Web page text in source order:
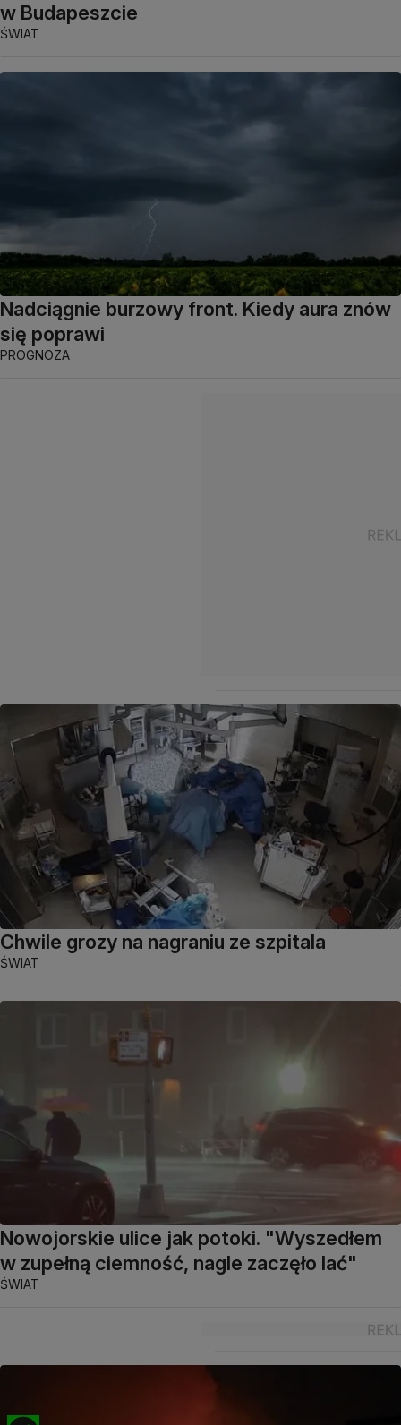
w Budapeszcie
ŚWIAT
Nadciągnie burzowy front. Kiedy aura znów
się poprawi
PROGNOZA
Chwile grozy na nagraniu ze szpitala
ŚWIAT
Nowojorskie ulice jak potoki. "Wyszedłem
w zupełną ciemność, nagle zaczęło lać"
ŚWIAT